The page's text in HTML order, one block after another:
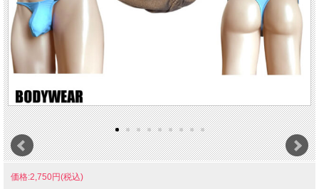
価格:2,750円(税込)